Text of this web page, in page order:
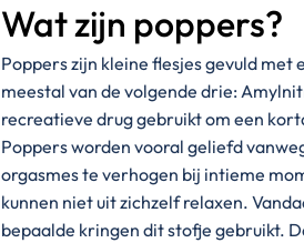
Wat zijn poppers?
Poppers zijn kleine flesjes gevuld
meestal van de volgende drie:
recreatieve drug gebruikt om een
Poppers worden vooral geliefd
orgasmes te verhogen bij intieme
kunnen niet uit zichzelf relaxen.
bepaalde kringen dit stofje gebruikt.